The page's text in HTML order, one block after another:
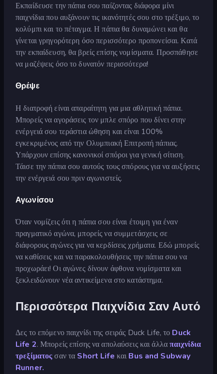
Εκπαίδευσε την πάπια σου παίζοντας διάφορα μίνι
παιχνίδια που αυξάνουν τις ικανότητές σου στο τρέξιμο, το
κολύμπι και το πέταγμα. Η πάπια θα δυναμώνει και θα
γίνεται γρηγορότερη όσο περισσότερο προπονείσαι. Κατά
την εκπαίδευση, θα βρείς επίσης νομίσματα. Προσπάθησε
να μαζέψεις όσο το δυνατόν περισσότερα!
Θρέψε
Η διατροφή είναι απαραίτητη για μια αθλητική πάπια.
Μπορείς να αγοράσεις τον μπλε σπόρο που δίνει στην
ενέργειά σου τεράστια ώθηση και είναι 100%
εγκεκριμένος από την Ολυμπιακή Επιτροπή πάπιας.
Υπάρχουν επίσης κανονικοί σπόροι για γενική σίτιση.
Τάισε την πάπια σου αυτούς τους σπόρους για να αυξήσεις
την ενέργειά σου πριν αγωνιστείς.
Αγωνίσου
Όταν νομίζεις ότι η πάπια σου είναι έτοιμη για έναν
πραγματικό αγώνα, μπορείς να συμμετάσχεις σε
διάφορους αγώνες για να κερδίσεις χρήματα. Εδώ μπορείς
να καθίσεις και να παρακολουθήσεις την πάπια σου να
προχωράει! Οι αγώνες δίνουν άφθονα νομίσματα και
ξεκλειδώνουν νέα αντικείμενα στο κατάστημα.
Περισσότερα Παιχνίδια Σαν Αυτό
Δες το επόμενο παιχνίδι της σειράς Duck Life, το Duck
Life 2. Μπορείς επίσης να απολαύσεις και άλλαπαιχνίδια
τρεξίματοςσαν τα Short Life και Bus and Subway
Runner.